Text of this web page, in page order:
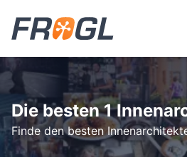
Die besten 1
Finde den besten